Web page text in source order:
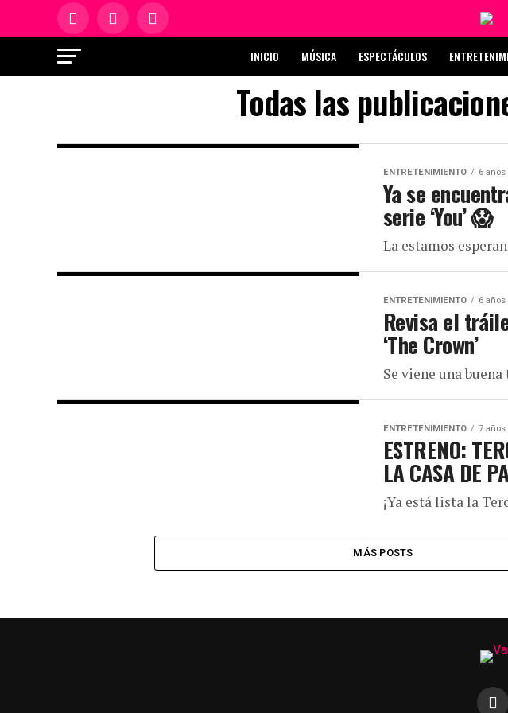
INICIO MÚSICA ESPECTÁCULOS
Todas las
ENTRETENIMIENTO 6 años
Ya se
serie ‘You’ 😱
La estamos
ENTRETENIMIENTO 6 años
Revisa el
‘The Crown’
Se viene una
ENTRETENIMIENTO 7 años
ESTRENO:
LA CASA DE
¡Ya está lista la
MÁS POSTS